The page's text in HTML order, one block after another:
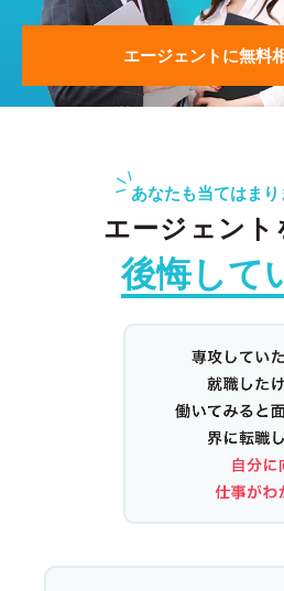
エージェントに無料
あなたも当てはまり
エージェント
後悔して